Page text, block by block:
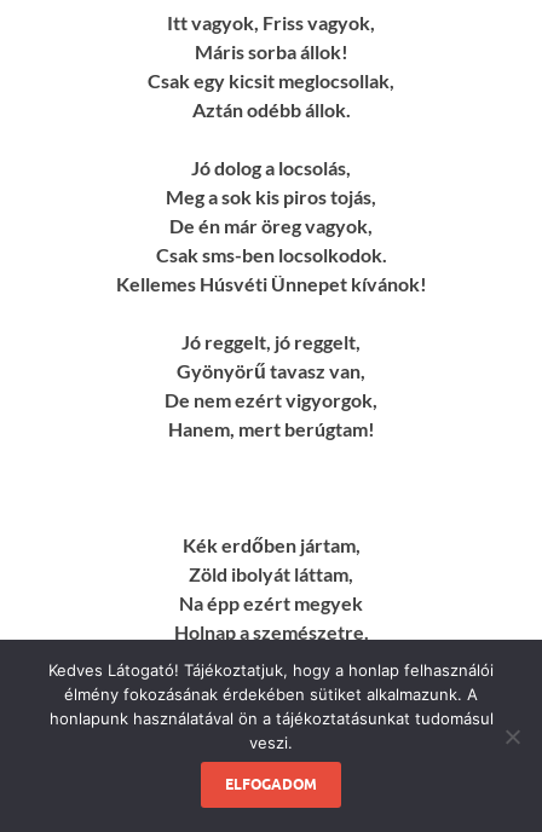
Itt vagyok, Friss vagyok,
Máris sorba állok!
Csak egy kicsit meglocsollak,
Aztán odébb állok.
Jó dolog a locsolás,
Meg a sok kis piros tojás,
De én már öreg vagyok,
Csak sms-ben locsolkodok.
Kellemes Húsvéti Ünnepet kívánok!
Jó reggelt, jó reggelt,
Gyönyörű tavasz van,
De nem ezért vigyorgok,
Hanem, mert berúgtam!
Kék erdőben jártam,
Zöld ibolyát láttam,
Na épp ezért megyek
Holnap a szemészetre.
Kék ibolya,
Kék az ég,
Kék a kölni,
Mi kell még?
Kedves Látogató! Tájékoztatjuk, hogy a honlap felhasználói
élmény fokozásának érdekében sütiket alkalmazunk. A
honlapunk használatával ön a tájékoztatásunkat tudomásul
veszi.
ELFOGADOM